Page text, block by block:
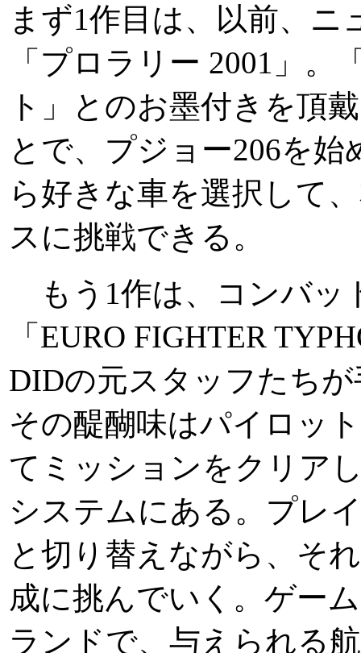
まず1作目は、以前、
「プロラリー 2001」
ト」とのお墨付きを頂
とで、プジョー206を
ら好きな車を選択して
スに挑戦できる。
もう1作は、コンバッ
「EURO FIGHTER
DIDの元スタッフたち
その醍醐味はパイロッ
てミッションをクリア
システムにある。プレ
と切り替えながら、そ
成に挑んでいく。ゲー
ランドで、与えられる